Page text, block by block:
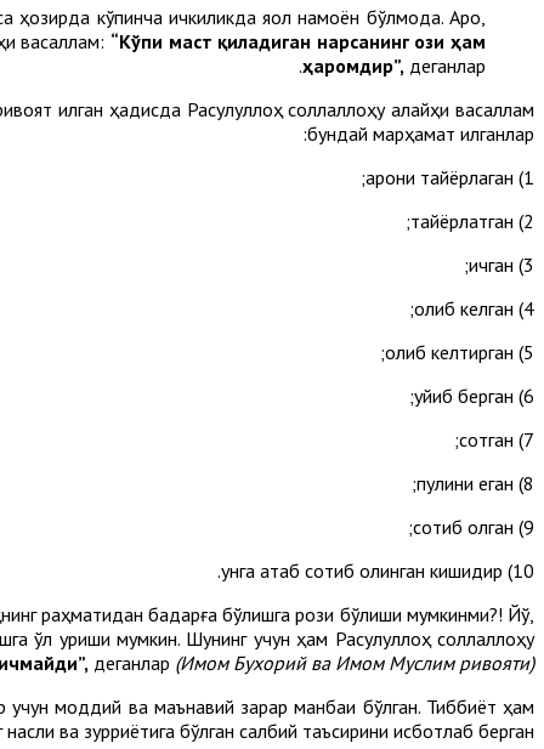
кўпинча ичкиликда яққол намоён бўлмоқда. Ароқ,
васаллам: “Кўпи маст қиладиган нарсанинг ози ҳам
ҳаромдир”, деганлар.
қилган ҳадисда Расулуллоҳ соллаллоҳу алайҳи васаллам
бундай марҳамат қилганлар:
1) ароқни тайёрлаган;
2) тайёрлатган;
3) ичган;
4) олиб келган;
5) олиб келтирган;
6) қуйиб берган;
7) сотган;
8) пулини еган;
9) сотиб олган;
10) унга атаб сотиб олинган кишидир.
раҳматидан бадарға бўлишга рози бўлиши мумкинми?! Йўқ,
қўл уриши мумкин. Шунинг учун ҳам Расулуллоҳ соллаллоҳу
, деганлар (Имом Бухорий ва Имом Муслим ривояти).
учун моддий ва маънавий зарар манбаи бўлган. Тиббиёт ҳам
ва зурриётига бўлган салбий таъсирини исботлаб берган.